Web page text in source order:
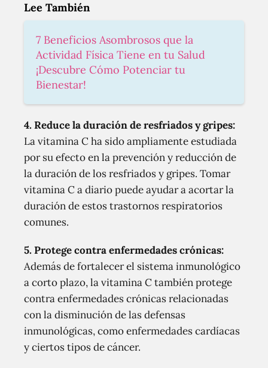
Lee También
7 Beneficios Asombrosos que la
Actividad Física Tiene en tu Salud
¡Descubre Cómo Potenciar tu
Bienestar!
4. Reduce la duración de resfriados y gripes:
La vitamina C ha sido ampliamente estudiada
por su efecto en la prevención y reducción de
la duración de los resfriados y gripes. Tomar
vitamina C a diario puede ayudar a acortar la
duración de estos trastornos respiratorios
comunes.
5. Protege contra enfermedades crónicas:
Además de fortalecer el sistema inmunológico
a corto plazo, la vitamina C también protege
contra enfermedades crónicas relacionadas
con la disminución de las defensas
inmunológicas, como enfermedades cardíacas
y ciertos tipos de cáncer.